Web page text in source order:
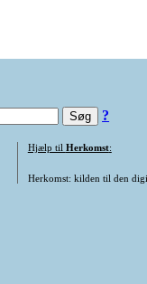
?
Hjælp til Herkomst:
Herkomst: kilden til den